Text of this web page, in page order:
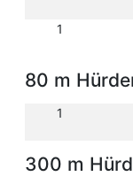
1
80 m
1
300 m